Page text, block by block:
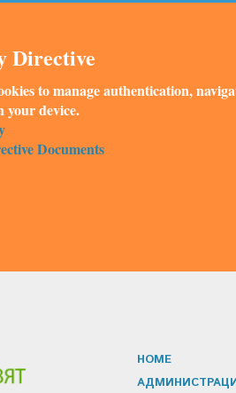
Directive
to manage authentication,
your device.
Documents
HOME